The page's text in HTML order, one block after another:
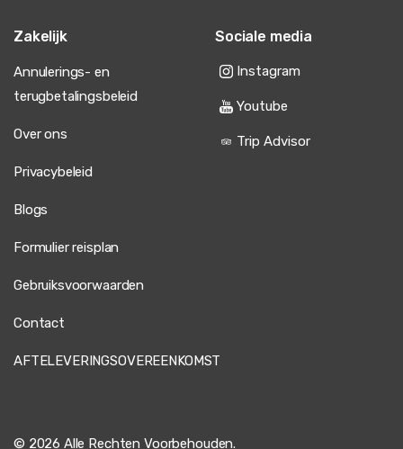
Zakelijk
Annulerings- en
terugbetalingsbeleid
Over ons
Privacybeleid
Blogs
Formulier reisplan
Gebruiksvoorwaarden
Contact
AFTELEVERINGSOVEREENKOMST
Sociale media
Instagram
Youtube
Trip Advisor
© 2026 Alle Rechten Voorbehouden.